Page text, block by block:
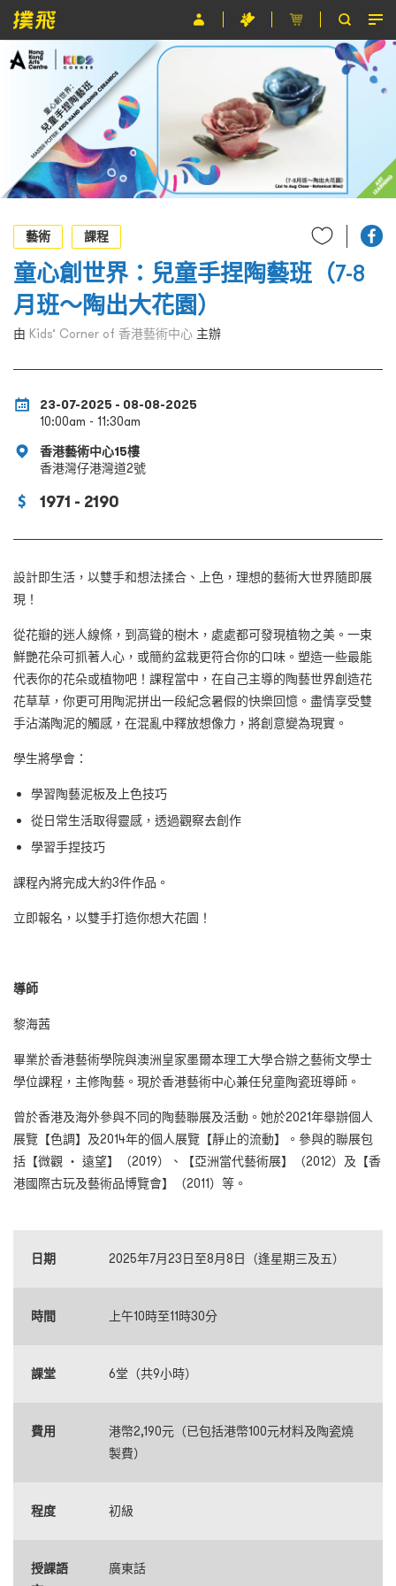
節目
主辦單位
關於撲飛
條款及細則
EN
藝術
課程
童心創世界：兒童手捏陶藝班（7-8
月班～陶出大花園）
由 Kids’ Corner of 香港藝術中心 主辦
23-07-2025 - 08-08-2025
10:00am - 11:30am
香港藝術中心15樓
香港灣仔港灣道2號
1971 - 2190
設計即生活，以雙手和想法揉合、上色，理想的藝術大世界隨即展
現！
從花瓣的迷人線條，到高聳的樹木，處處都可發現植物之美。一束
鮮艷花朵可抓著人心，或簡約盆栽更符合你的口味。塑造一些最能
代表你的花朵或植物吧！課程當中，在自己主導的陶藝世界創造花
花草草，你更可用陶泥拼出一段紀念暑假的快樂回憶。盡情享受雙
手沾滿陶泥的觸感，在混亂中釋放想像力，將創意變為現實。
學生將學會：
學習陶藝泥板及上色技巧
從日常生活取得靈感，透過觀察去創作
學習手捏技巧
課程內將完成大約3件作品。
立即報名，以雙手打造你想大花園！
導師
黎海茜
畢業於香港藝術學院與澳洲皇家墨爾本理工大學合辦之藝術文學士
學位課程，主修陶藝。現於香港藝術中心兼任兒童陶瓷班導師。
曾於香港及海外參與不同的陶藝聯展及活動。她於2021年舉辦個人
展覽【色調】及2014年的個人展覽【靜止的流動】。參與的聯展包
括【微觀 ‧ 遠望】（2019）、【亞洲當代藝術展】（2012）及【香
港國際古玩及藝術品博覽會】（2011）等。
日期 2025年7月23日至8月8日（逢星期三及五）
時間 上午10時至11時30分
課堂 6堂（共9小時）
費用
港幣2,190元（已包括港幣100元材料及陶瓷燒
製費）
程度 初級
授課語
廣東話